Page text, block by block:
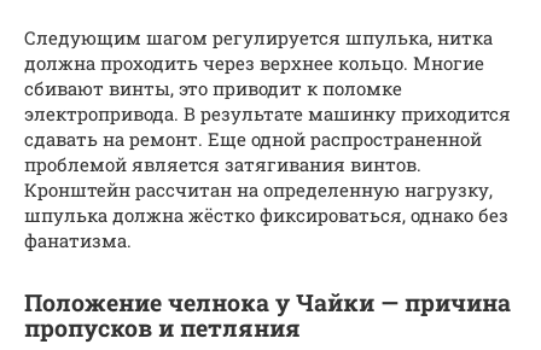
Следующим шагом регулируется шпулька, нитка
должна проходить через верхнее кольцо. Многие
сбивают винты, это приводит к поломке
электропривода. В результате машинку приходится
сдавать на ремонт. Еще одной распространенной
проблемой является затягивания винтов.
Кронштейн рассчитан на определенную нагрузку,
шпулька должна жёстко фиксироваться, однако без
фанатизма.
Положение челнока у Чайки — причина
пропусков и петляния